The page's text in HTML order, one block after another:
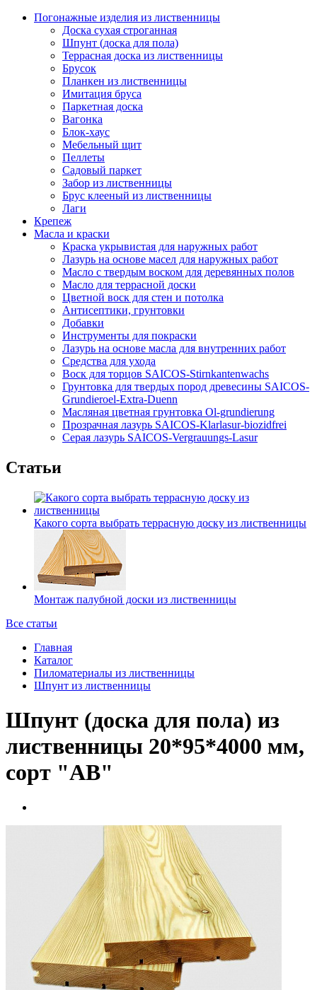
Погонажные изделия из лиственницы
Доска сухая строганная
Шпунт (доска для пола)
Террасная доска из лиственницы
Брусок
Планкен из лиственницы
Имитация бруса
Паркетная доска
Вагонка
Блок-хаус
Мебельный щит
Пеллеты
Садовый паркет
Забор из лиственницы
Брус клееный из лиственницы
Лаги
Крепеж
Масла и краски
Краска укрывистая для наружных работ
Лазурь на основе масел для наружных работ
Масло с твердым воском для деревянных полов
Масло для террасной доски
Цветной воск для стен и потолка
Антисептики, грунтовки
Добавки
Инструменты для покраски
Лазурь на основе масла для внутренних работ
Средства для ухода
Воск для торцов SAICOS-Stirnkantenwachs
Грунтовка для твердых пород древесины SAICOS-
Grundieroel-Extra-Duenn
Масляная цветная грунтовка Ol-grundierung
Прозрачная лазурь SAICOS-Klarlasur-biozidfrei
Серая лазурь SAICOS-Vergrauungs-Lasur
Статьи
Какого сорта выбрать террасную доску из лиственницы
Монтаж палубной доски из лиственницы
Все статьи
Главная
Каталог
Пиломатериалы из лиственницы
Шпунт из лиственницы
Шпунт (доска для пола) из
лиственницы 20*95*4000 мм,
сорт "AB"